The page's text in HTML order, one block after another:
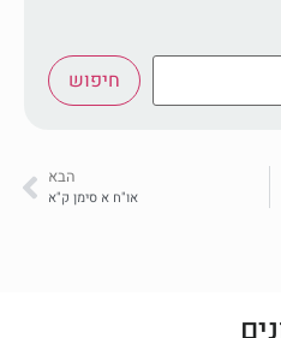
חיפוש
הבא
או"ח א סימן ק"א